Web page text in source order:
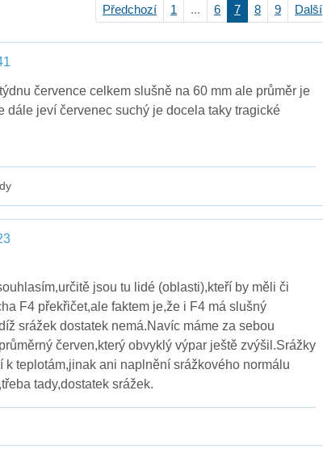
Předchozí 1 ... 6 7 8 9 Další
července celkem slušně na 60 mm ale průměr je
dále jeví červenec suchý je docela taky tragické
jsou tu lidé (oblasti),kteří by měli či
F4 překřičet,ale faktem je,že i F4 má slušný
srážek dostatek nemá.Navíc máme za sebou
červen,který obvyklý výpar ještě zvýšil.Srážky
k teplotám,jinak ani naplnění srážkového normálu
tady,dostatek srážek.